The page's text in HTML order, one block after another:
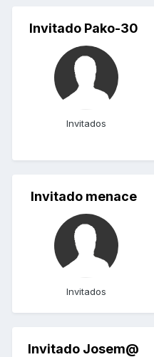
Invitado Pako-30
Invitados
Invitado menace
Invitados
Invitado Josem@